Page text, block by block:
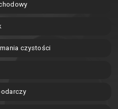
czystości